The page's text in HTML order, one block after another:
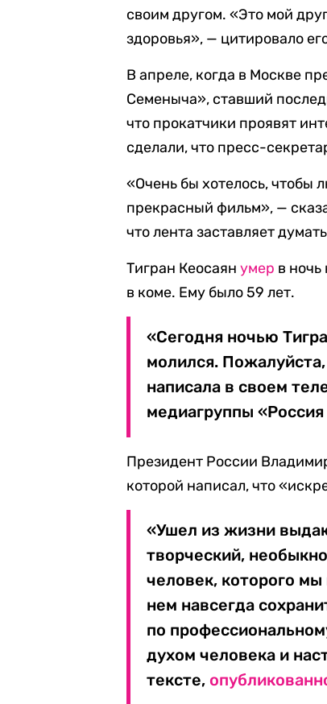
своим другом. «Это мой
здоровья», — цитировало
В апреле, когда в Москве
Семеныча», ставший
что прокатчики проявят
сделали, что пресс-
«Очень бы хотелось, чтобы
прекрасный фильм», —
что лента заставляет
Тигран Кеосаянумер в
в коме. Ему было 59 лет.
«Сегодня ночью
молился.
написала в своем
медиагруппы
Президент России
которой написал, что
«Ушел из жизни
творческий,
человек, которого
нем навсегда
по
духом человека и
тексте,